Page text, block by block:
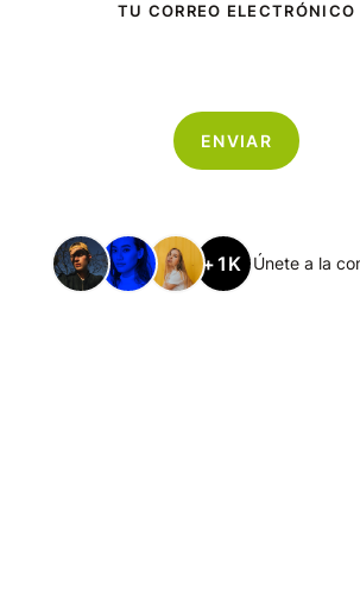
TU CORREO ELECTRÓNICO
+1K Únete a la